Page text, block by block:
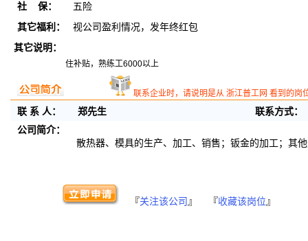
社 保：
五险
其它福利：
视公司盈利情况，发年终红包
其它说明：
住补贴，熟练工6000以上
联系企业时，请说明是从 浙江普工网 看到的岗
联 系 人： 郑先生
联系方式：
公司简介：
散热器、模具的生产、加工、销售；钣金的加工；其
『关注该公司 』 『收藏该岗位 』